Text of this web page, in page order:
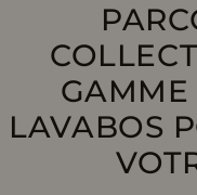
GAMME
LAVABOS